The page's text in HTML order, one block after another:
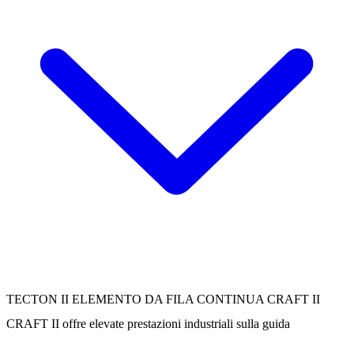
TECTON II ELEMENTO DA FILA CONTINUA CRAFT II
CRAFT II offre elevate prestazioni industriali sulla guida